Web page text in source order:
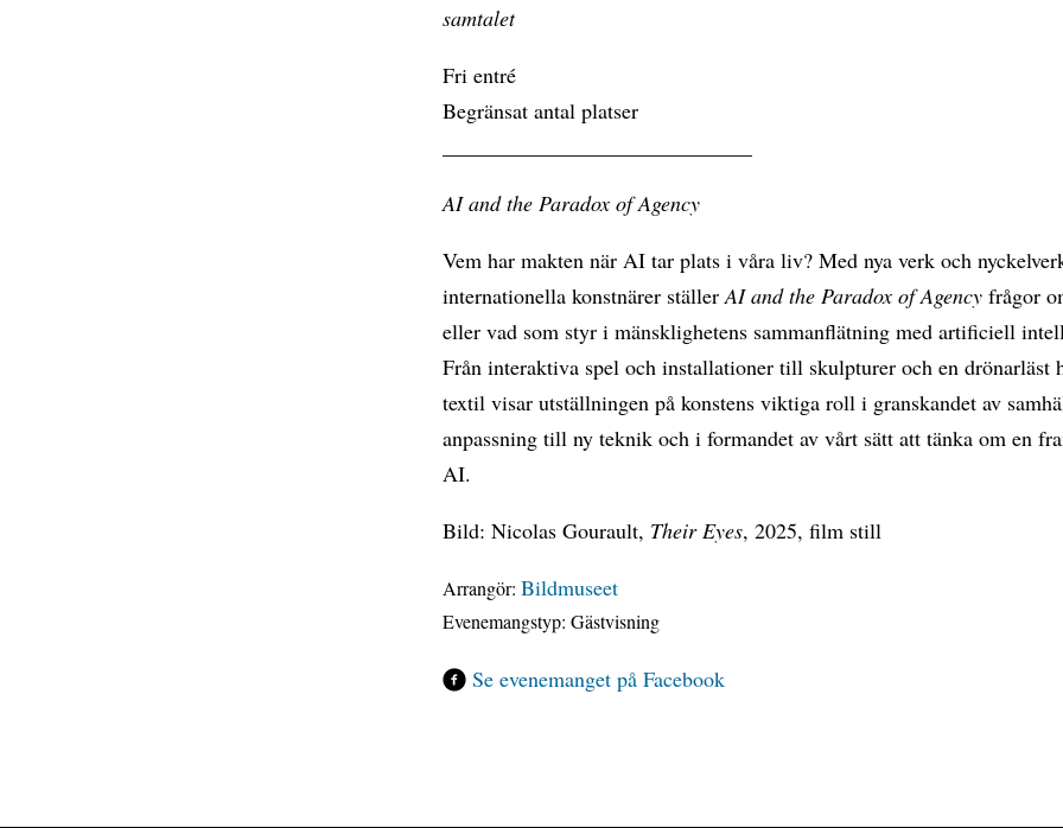
samtalet
Fri entré
Begränsat antal platser
AI and the Paradox of Agency
Vem har makten när AI tar plats i våra liv? Med nya verk och
internationella konstnärer ställerAI and the Paradox of Agency frågor
eller vad som styr i mänsklighetens sammanflätning med artificiell
Från interaktiva spel och installationer till skulpturer och en drönarläst
textil visar utställningen på konstens viktiga roll i granskandet av
anpassning till ny teknik och i formandet av vårt sätt att tänka om en
AI.
Bild: Nicolas Gourault, Their Eyes, 2025, film still
Arrangör: Bildmuseet
Evenemangstyp: Gästvisning
Se evenemanget på Facebook